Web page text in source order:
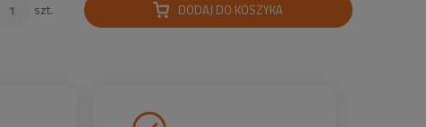
szt. DODAJ DO KOSZYKA